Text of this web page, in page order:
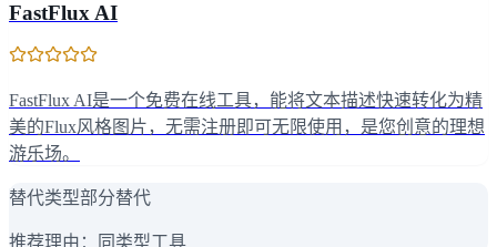
FastFlux AI
FastFlux AI是一个免费在线工具，能将文本描述快速转化为精
美的Flux风格图片，无需注册即可无限使用，是您创意的理想
游乐场。
替代类型部分替代
推荐理由： 同类型工具